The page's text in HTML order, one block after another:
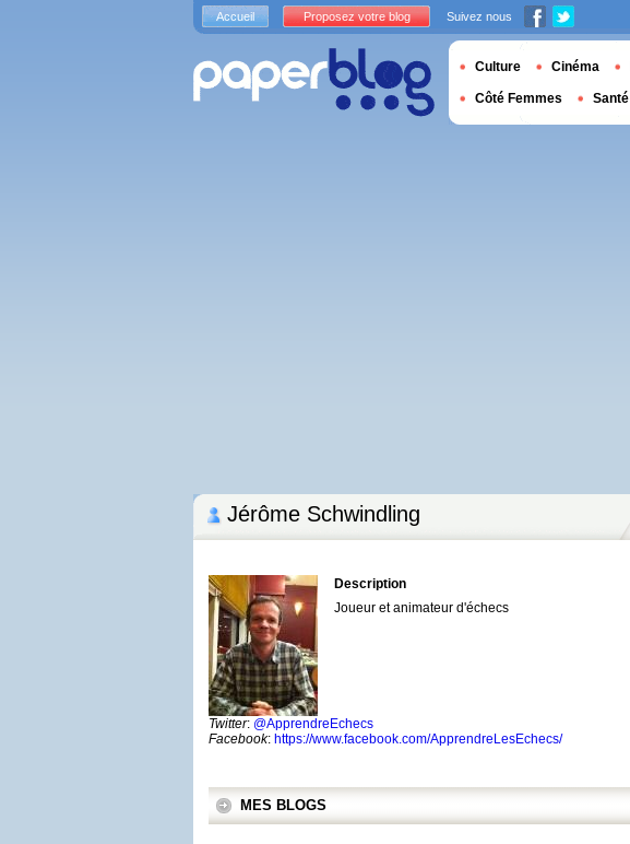
Jérôme Schwindling
Description
Joueur et animateur d'échecs
Twitter: @ApprendreEchecs
Facebook: https://www.facebook.com/ApprendreLesEchecs/
MES BLOGS
Accueil Proposez votre blog Suivez nous
Culture Cinéma
Côté Femmes Santé